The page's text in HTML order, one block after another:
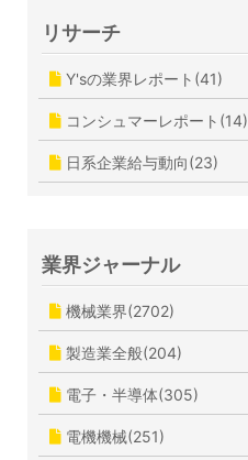
リサーチ
Y'sの業界レポート(41)
コンシュマーレポート(14)
日系企業給与動向(23)
業界ジャーナル
機械業界(2702)
製造業全般(204)
電子・半導体(305)
電機機械(251)